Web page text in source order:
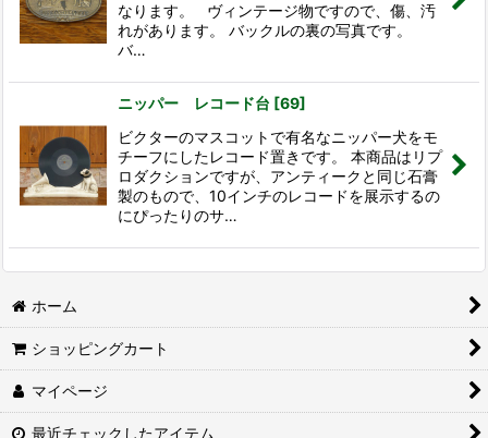
なります。 ヴィンテージ物ですので、傷、汚
れがあります。 バックルの裏の写真です。
バ…
ニッパー レコード台 [69]
ビクターのマスコットで有名なニッパー犬をモ
チーフにしたレコード置きです。 本商品はリプ
ロダクションですが、アンティークと同じ石膏
製のもので、10インチのレコードを展示するの
にぴったりのサ…
ホーム
ショッピングカート
マイページ
最近チェックしたアイテム